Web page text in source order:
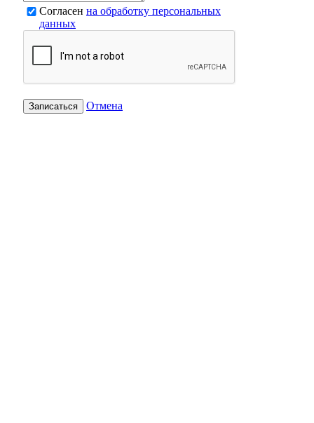
Согласен на обработку персональных
данных
Записаться Отмена